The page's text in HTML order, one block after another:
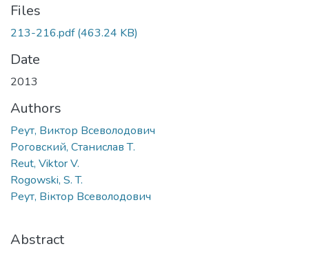
Files
213-216.pdf(463.24 KB)
Date
2013
Authors
Реут, Виктор Всеволодович
Роговский, Станислав Т.
Reut, Viktor V.
Rogowski, S. T.
Реут, Віктор Всеволодович
Abstract